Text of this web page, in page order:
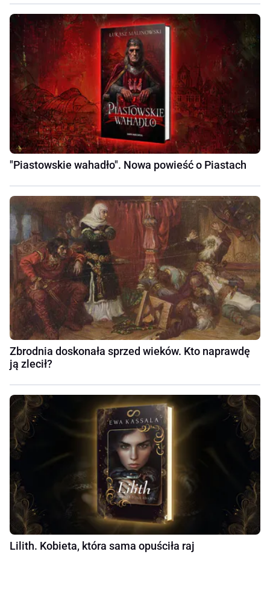
"Piastowskie wahadło". Nowa powieść o Piastach
Zbrodnia doskonała sprzed wieków. Kto naprawdę
ją zlecił?
Lilith. Kobieta, która sama opuściła raj